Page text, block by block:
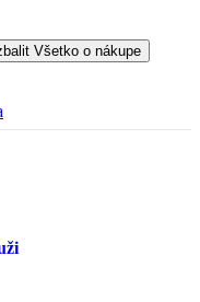
Všetko o nákupe